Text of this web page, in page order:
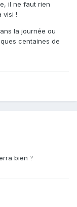
il ne faut rien
visi !
la journée ou
centaines de
bien ?